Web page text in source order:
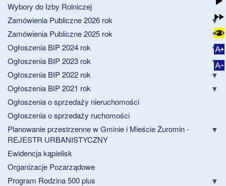
Wybory do Izby Rolniczej
Zamówienia Publiczne 2026 rok
Zamówienia Publiczne 2025 rok
Ogłoszenia BIP 2024 rok
Ogłoszenia BIP 2023 rok
Ogłoszenia BIP 2022 rok
Ogłoszenia BIP 2021 rok
Ogłoszenia o sprzedaży nieruchomości
Ogłoszenia o sprzedaży ruchomości
Planowanie przestrzenne w Gminie i Mieście Żuromin -
REJESTR URBANISTYCZNY
Ewidencja kąpielisk
Organizacje Pozarządowe
Program Rodzina 500 plus